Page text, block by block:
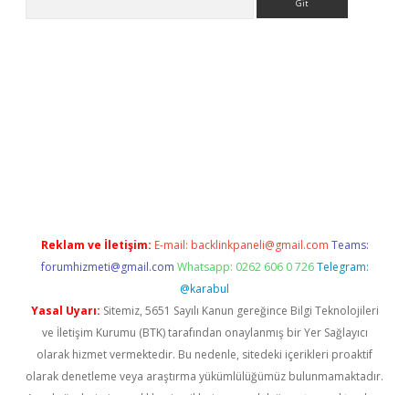
Reklam ve İletişim: E-mail: backlinkpaneli@gmail.com Teams:
forumhizmeti@gmail.com Whatsapp: 0262 606 0 726 Telegram:
@karabul
Yasal Uyarı: Sitemiz, 5651 Sayılı Kanun gereğince Bilgi Teknolojileri
ve İletişim Kurumu (BTK) tarafından onaylanmış bir Yer Sağlayıcı
olarak hizmet vermektedir. Bu nedenle, sitedeki içerikleri proaktif
olarak denetleme veya araştırma yükümlülüğümüz bulunmamaktadır.